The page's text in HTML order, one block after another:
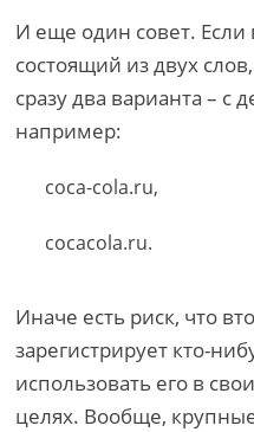
И еще один совет.
состоящий из двух
сразу два варианта – с
например:
coca-cola.ru,
cocacola.ru.
Иначе есть риск, что
зарегистрирует кто-
использовать его в
целях. Вообще,